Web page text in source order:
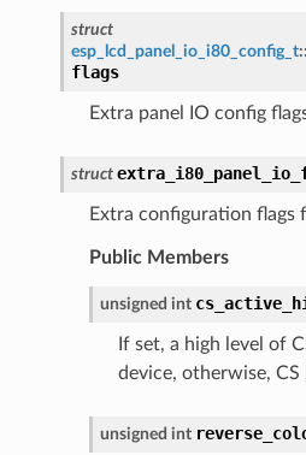
struct
esp_lcd_panel_io_i80_config_t::
flags
Extra panel IO config
struct
Extra configuration flags
Public Members
unsigned int
If set, a high level of
device, otherwise,
unsigned int